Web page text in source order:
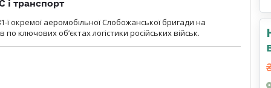
і транспорт
окремої аеромобільної Слобожанської бригади на
ключових об’єктах логістики російських військ.